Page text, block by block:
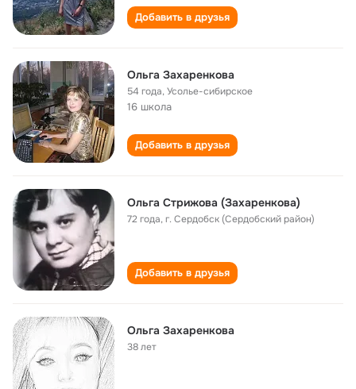
Добавить в друзья
Ольга Захаренкова
54 года,Усолье-сибирское
16 школа
Добавить в друзья
Ольга Стрижова (Захаренкова)
72 года,г. Сердобск (Сердобский район)
Добавить в друзья
Ольга Захаренкова
38 лет